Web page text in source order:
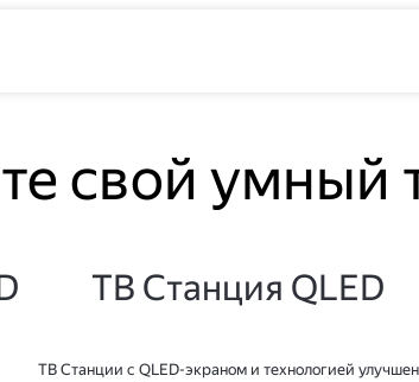
свой умный
ТВ Станция QLED
ТВ Станции с QLED-экраном и технологией